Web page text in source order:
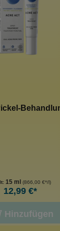
15 ml (866,00 €*/l)
12,99 €*
Hinzufügen